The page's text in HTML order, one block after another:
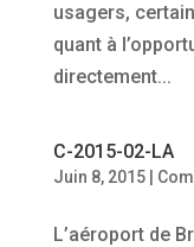
usagers,
quant à
directement...
C-2015-02-LA
Juin 8, 2015|
L’aéroport de